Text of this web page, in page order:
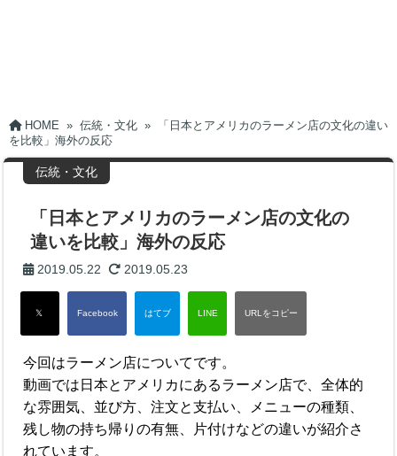
HOME » 伝統・文化 »
「日本とアメリカのラーメン店の文化の違い
を比較」海外の反応
伝統・文化
「日本とアメリカのラーメン店の文化の
違いを比較」海外の反応
2019.05.22 2019.05.23
今回はラーメン店についてです。
動画では日本とアメリカにあるラーメン店で、全体的
な雰囲気、並び方、注文と支払い、メニューの種類、
残し物の持ち帰りの有無、片付けなどの違いが紹介さ
れています。